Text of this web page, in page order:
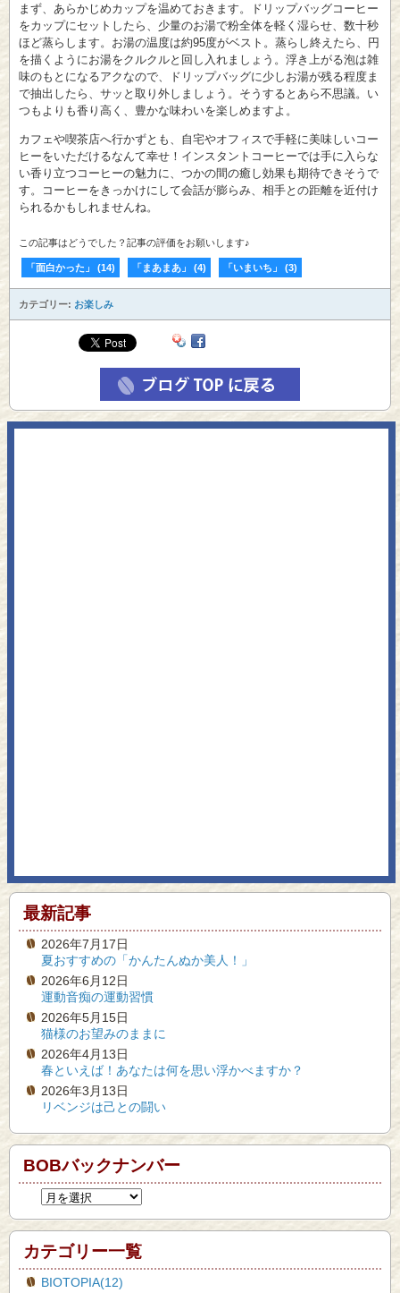
まず、あらかじめカップを温めておきます。ドリップバッグコーヒー
をカップにセットしたら、少量のお湯で粉全体を軽く湿らせ、数十秒
ほど蒸らします。お湯の温度は約95度がベスト。蒸らし終えたら、円
を描くようにお湯をクルクルと回し入れましょう。浮き上がる泡は雑
味のもとになるアクなので、ドリップバッグに少しお湯が残る程度ま
で抽出したら、サッと取り外しましょう。そうするとあら不思議。い
つもよりも香り高く、豊かな味わいを楽しめますよ。
カフェや喫茶店へ行かずとも、自宅やオフィスで手軽に美味しいコー
ヒーをいただけるなんて幸せ！インスタントコーヒーでは手に入らな
い香り立つコーヒーの魅力に、つかの間の癒し効果も期待できそうで
す。コーヒーをきっかけにして会話が膨らみ、相手との距離を近付け
られるかもしれませんね。
この記事はどうでした？記事の評価をお願いします♪
「面白かった」 (14) 「まあまあ」 (4) 「いまいち」 (3)
カテゴリー: お楽しみ
最新記事
2026年7月17日
夏おすすめの「かんたんぬか美人！」
2026年6月12日
運動音痴の運動習慣
2026年5月15日
猫様のお望みのままに
2026年4月13日
春といえば！あなたは何を思い浮かべますか？
2026年3月13日
リベンジは己との闘い
BOBバックナンバー
カテゴリー一覧
BIOTOPIA(12)